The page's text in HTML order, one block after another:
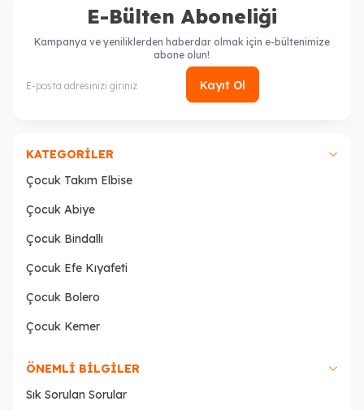
E-Bülten Aboneliği
Kampanya ve yeniliklerden haberdar olmak için e-bültenimize
abone olun!
Kayıt Ol
KATEGORILER
Çocuk Takım Elbise
Çocuk Abiye
Çocuk Bindallı
Çocuk Efe Kıyafeti
Çocuk Bolero
Çocuk Kemer
ÖNEMLI BILGILER
Sık Sorulan Sorular